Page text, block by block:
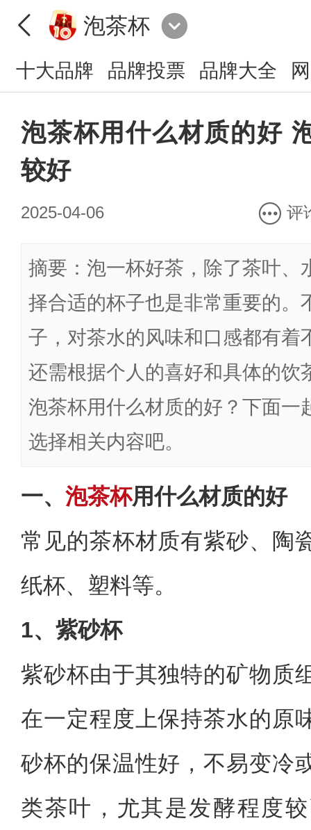
泡茶杯
十大品牌 品牌投票 品牌大全
泡茶杯用什么材质的好
较好
2025-04-06 评
摘要：泡一杯好茶，除了茶叶、
择合适的杯子也是非常重要的。
子，对茶水的风味和口感都有着
还需根据个人的喜好和具体的饮
泡茶杯用什么材质的好？下面一
选择相关内容吧。
一、 泡茶杯用什么材质的好
常见的茶杯材质有紫砂、陶
纸杯、塑料等。
1、紫砂杯
紫砂杯由于其独特的矿物质
在一定程度上保持茶水的原
砂杯的保温性好，不易变冷
类茶叶，尤其是发酵程度